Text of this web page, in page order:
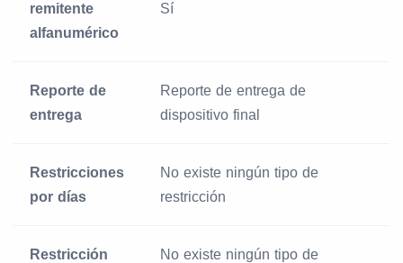
remitente
alfanumérico
Sí
Reporte de
entrega
Reporte de entrega de
dispositivo final
Restricciones
por días
No existe ningún tipo de
restricción
Restricción
No existe ningún tipo de